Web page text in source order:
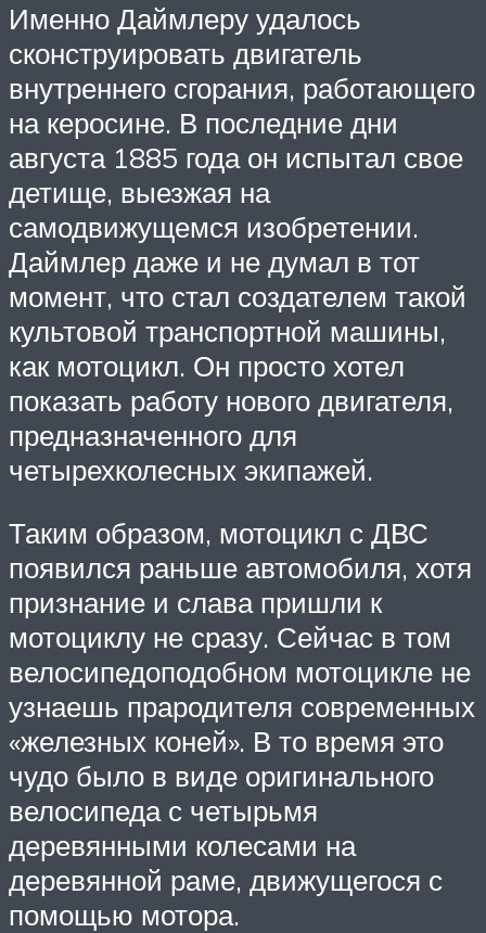
Именно Даймлеру удалось
сконструировать двигатель
внутреннего сгорания, работающего
на керосине. В последние дни
августа 1885 года он испытал свое
детище, выезжая на
самодвижущемся изобретении.
Даймлер даже и не думал в тот
момент, что стал создателем такой
культовой транспортной машины,
как мотоцикл. Он просто хотел
показать работу нового двигателя,
предназначенного для
четырехколесных экипажей.
Таким образом, мотоцикл с ДВС
появился раньше автомобиля, хотя
признание и слава пришли к
мотоциклу не сразу. Сейчас в том
велосипедоподобном мотоцикле не
узнаешь прародителя современных
«железных коней». В то время это
чудо было в виде оригинального
велосипеда с четырьмя
деревянными колесами на
деревянной раме, движущегося с
помощью мотора.